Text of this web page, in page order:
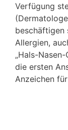
Verfügung
beschäftigen
Allergien,
„Hals-
die ersten
Anzeichen